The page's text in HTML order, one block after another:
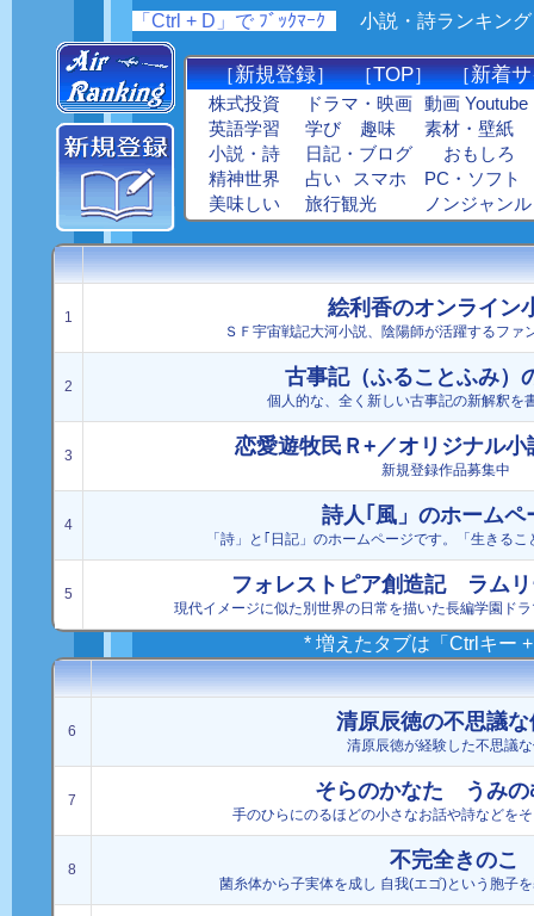
「Ctrl + D」で ﾌﾞｯｸﾏｰｸ 小説・詩ランキング
［新規登録］ ［TOP］ ［新着
株式投資
英語学習
小説・詩
精神世界
美味しい
ドラマ・映画
学び
趣味
日記・ブログ
占い
スマホ
旅行観光
動画 Youtube
素材・壁紙
おもしろ
PC・ソフト
ノンジャンル
1 絵利香のオンライン
ＳＦ宇宙戦記大河小説、陰陽師が活躍するファ
2 古事記（ふることふみ）
個人的な、全く新しい古事記の新解釈を
3 恋愛遊牧民Ｒ+／オリジナル小
新規登録作品募集中
4 詩人｢風」のホームペ
「詩」と｢日記」のホームページです。「生きる
5 フォレストピア創造記 ラム
現代イメージに似た別世界の日常を描いた長編学園ド
* 増えたタブは「Ctrlキー
6 清原辰徳の不思議な
清原辰徳が経験した不思議
7 そらのかなた うみの
手のひらにのるほどの小さなお話や詩などを
8 不完全きのこ
菌糸体から子実体を成し 自我(エゴ)という胞子